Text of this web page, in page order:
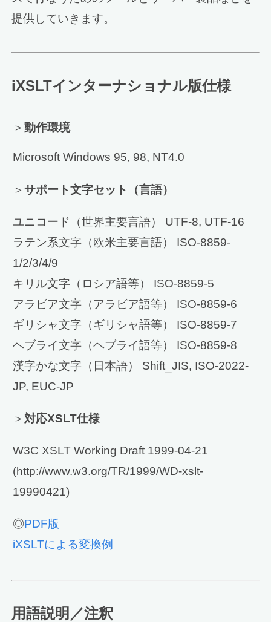
提供していきます。
iXSLTインターナショナル版仕様
＞動作環境
Microsoft Windows 95, 98, NT4.0
＞サポート文字セット（言語）
ユニコード（世界主要言語） UTF-8, UTF-16
ラテン系文字（欧米主要言語） ISO-8859-
1/2/3/4/9
キリル文字（ロシア語等） ISO-8859-5
アラビア文字（アラビア語等） ISO-8859-6
ギリシャ文字（ギリシャ語等） ISO-8859-7
ヘブライ文字（ヘブライ語等） ISO-8859-8
漢字かな文字（日本語） Shift_JIS, ISO-2022-
JP, EUC-JP
＞ 対応XSLT仕様
W3C XSLT Working Draft 1999-04-21
(http://www.w3.org/TR/1999/WD-xslt-
19990421)
◎PDF版
iXSLTによる変換例
用語説明／注釈